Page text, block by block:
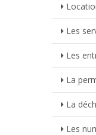
Les
Les
La
La
Les